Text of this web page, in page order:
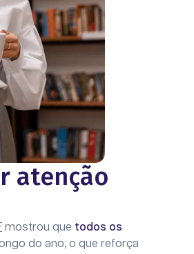
atenção
mostrou que todos os
do ano, o que reforça